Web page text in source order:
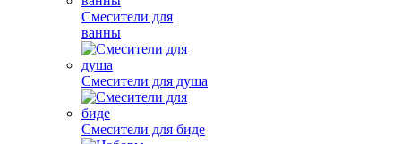
Смесители для
ванны
Смесители для душа
Смесители для биде